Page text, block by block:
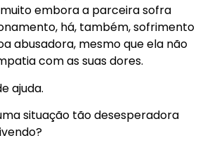
embora a parceira sofra
há, também, sofrimento
abusadora, mesmo que ela não
com as suas dores.
ajuda.
situação tão desesperadora